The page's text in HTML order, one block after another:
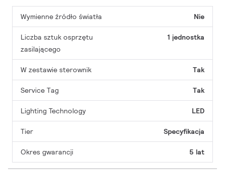
Wymienne źródło światła Nie
Liczba sztuk osprzętu
zasilającego
1 jednostka
W zestawie sterownik Tak
Service Tag Tak
Lighting Technology LED
Tier Specyfikacja
Okres gwarancji 5 lat